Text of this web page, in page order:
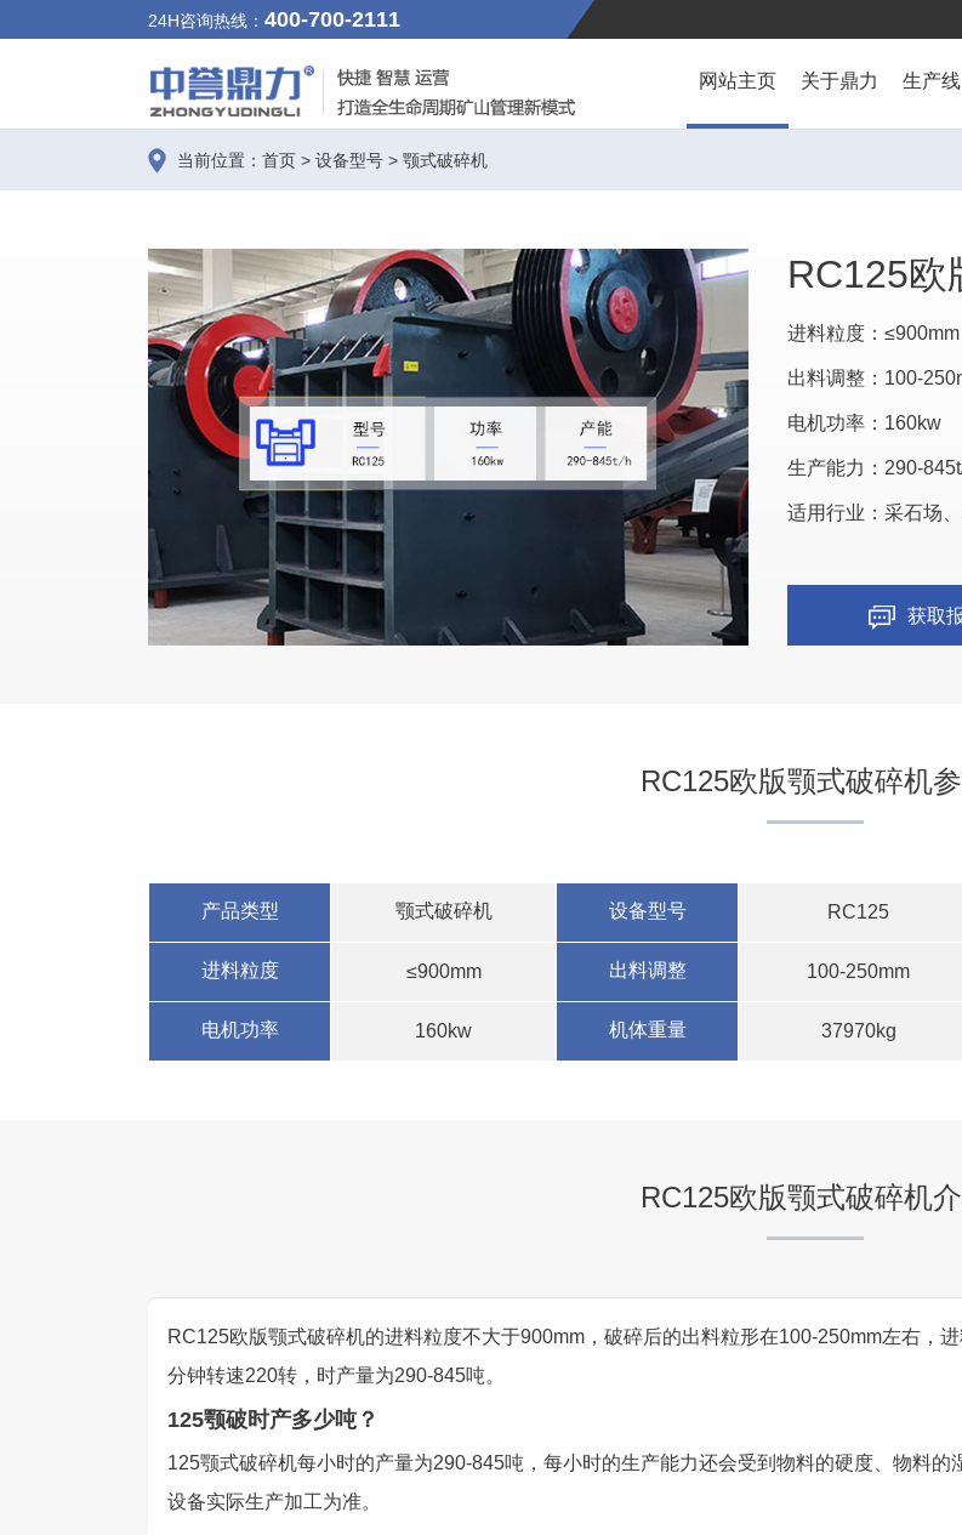
24H咨询热线： 400-700-2111
网站主页 关于鼎力 生产线
当前位置： 首页 > 设备型号 > 颚式破碎机
RC125欧
进料粒度：≤900mm
出料调整：100-
电机功率：160kw
生产能力：290-
适用行业：采石场
获取
RC125欧版颚式破碎机
产品类型 颚式破碎机 设备型号 RC125
进料粒度 ≤900mm 出料调整 100-250mm
电机功率 160kw 机体重量 37970kg
RC125欧版颚式破碎机
RC125欧版颚式破碎机的进料粒度不大于900mm，破碎后的出料粒形在100-250mm左右，
分钟转速220转，时产量为290-845吨。
125颚破时产多少吨？
125颚式破碎机每小时的产量为290-845吨，每小时的生产能力还会受到物料的硬度、物料
设备实际生产加工为准。
贵州鹅卵石制
-